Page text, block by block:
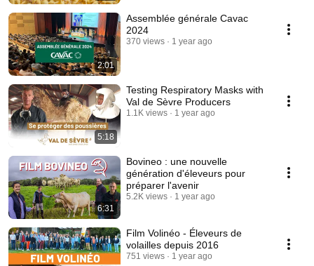
2:01
Assemblée générale Cavac
2024
370 views 1 year ago
5:18
Testing Respiratory Masks with
Val de Sèvre Producers
1.1K views 1 year ago
6:31
Bovineo : une nouvelle
génération d'éleveurs pour
préparer l'avenir
5.2K views 1 year ago
Film Volinéo - Éleveurs de
volailles depuis 2016
751 views 1 year ago